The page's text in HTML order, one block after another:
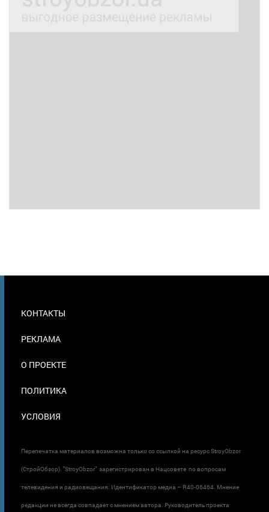
В
КОНТАКТЫ
РЕКЛАМА
О ПРОЕКТЕ
ПОЛИТИКА
УСЛОВИЯ
Перепечатка материалов возможна только со ссылкой на ресурс StroyObzor
(СтройОбзор). "StroyObzor" зарегистрирован в Нацсовете по вопросам
телевидения и радиовещания. Идентификатор медиа – R40-06464. Мнение
редакции не всегда совпадает с мнением автора. Руководитель проекта